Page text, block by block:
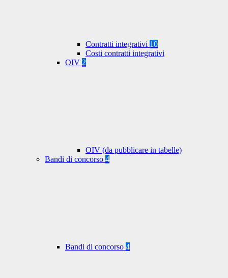
Contratti integrativi 10
Costi contratti integrativi
OIV 2
OIV (da pubblicare in tabelle)
Bandi di concorso 4
Bandi di concorso 4